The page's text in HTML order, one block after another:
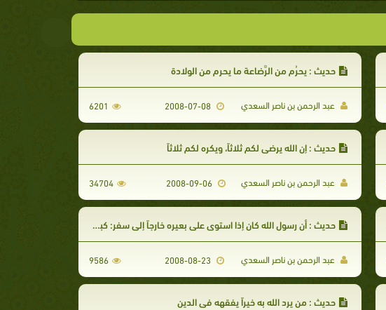
حديث : يحرُم من الرَّضاعة ما يحرم من الولادة
عبد الرحمن بن ناصر السعدي 2008-07-08
6201
حديث : إن الله يرضى لكم ثلاثاً، ويكره لكم ثلاثاً
عبد الرحمن بن ناصر السعدي 2008-09-06
34704
حديث : أن رسول الله كان إذا استوى على بعيره خارجاً إلى سفر: كبر ثلاثاً
عبد الرحمن بن ناصر السعدي 2008-08-23
9586
حديث : من يرد الله به خيراً يفقهه في الدين